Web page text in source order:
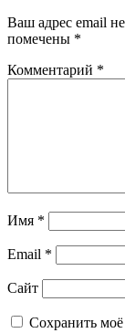
Ваш адрес email
помечены *
Комментарий *
Имя *
Email *
Сайт
Сохранить моё